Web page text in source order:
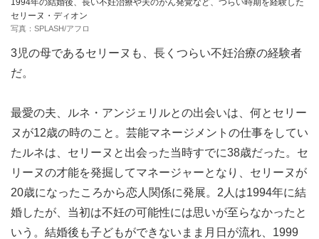
1994年の結婚後、長い不妊治療や夫のがん発覚など、つらい時期を経験した
セリーヌ・ディオン
写真：SPLASH/アフロ
3児の母であるセリーヌも、長くつらい不妊治療の経験者
だ。
最愛の夫、ルネ・アンジェリルとの出会いは、何とセリー
ヌが12歳の時のこと。芸能マネージメントの仕事をしてい
たルネは、セリーヌと出会った当時すでに38歳だった。セ
リーヌの才能を発掘してマネージャーとなり、セリーヌが
20歳になったころから恋人関係に発展。2人は1994年に結
婚したが、当初は不妊の可能性には思いが至らなかったと
いう。結婚後も子どもができないまま月日が流れ、1999